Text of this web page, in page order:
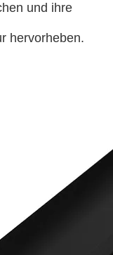
und ihre
hervorheben.